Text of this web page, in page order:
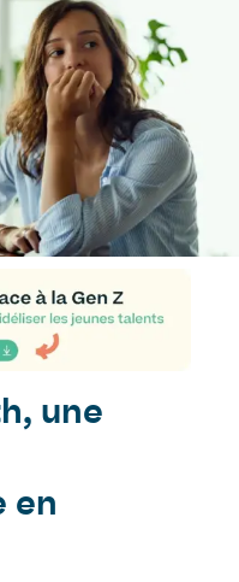
une
en